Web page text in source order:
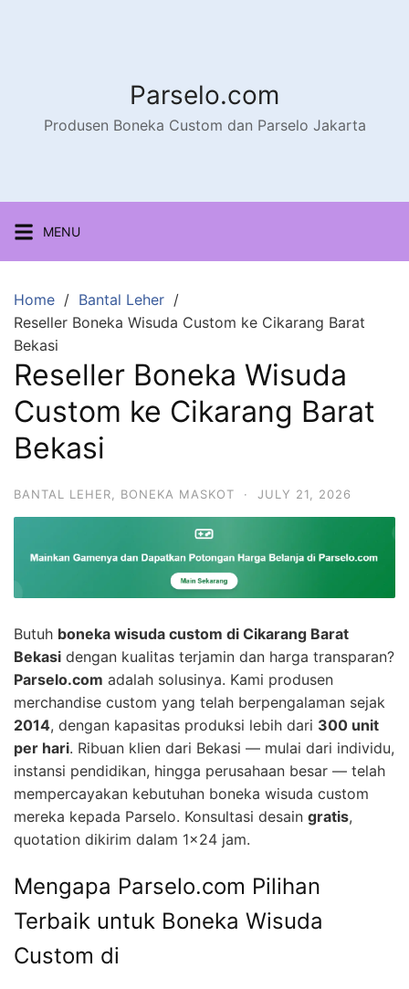
Parselo.com
Produsen Boneka Custom dan Parselo Jakarta
MENU
Home
Bantal Leher
Reseller Boneka Wisuda Custom ke Cikarang Barat
Bekasi
Reseller Boneka Wisuda
Custom ke Cikarang Barat
Bekasi
BANTAL LEHER BONEKA MASKOT · JULY 21, 2026
Butuh boneka wisuda custom di Cikarang Barat
Bekasi dengan kualitas terjamin dan harga transparan?
Parselo.com adalah solusinya. Kami produsen
merchandise custom yang telah berpengalaman sejak
2014, dengan kapasitas produksi lebih dari 300 unit
per hari. Ribuan klien dari Bekasi — mulai dari individu,
instansi pendidikan, hingga perusahaan besar — telah
mempercayakan kebutuhan boneka wisuda custom
mereka kepada Parselo. Konsultasi desain gratis,
quotation dikirim dalam 1×24 jam.
Mengapa Parselo.com Pilihan
Terbaik untuk Boneka Wisuda
Custom di